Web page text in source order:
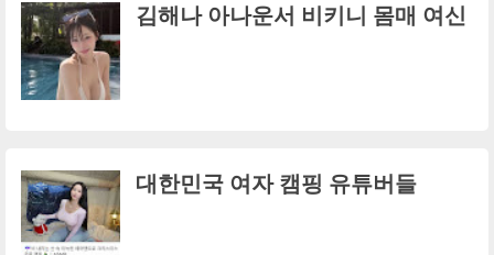
김해나 아나운서 비키니 몸매 여신
대한민국 여자 캠핑 유튜버들